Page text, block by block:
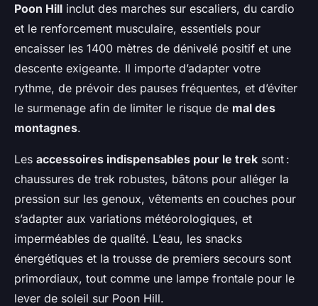
Poon Hill inclut des marches sur escaliers, du cardio
et le renforcement musculaire, essentiels pour
encaisser les 1400 mètres de dénivelé positif et une
descente exigeante. Il importe d’adapter votre
rythme, de prévoir des pauses fréquentes, et d’éviter
le surmenage afin de limiter le risque de mal des
montagnes.
Les accessoires indispensables pour le trek sont :
chaussures de trek robustes, bâtons pour alléger la
pression sur les genoux, vêtements en couches pour
s’adapter aux variations météorologiques, et
imperméables de qualité. L’eau, les snacks
énergétiques et la trousse de premiers secours sont
primordiaux, tout comme une lampe frontale pour le
lever de soleil sur Poon Hill.